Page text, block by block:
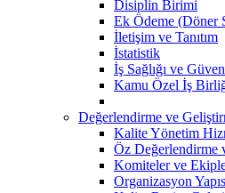
Disiplin Birimi
Ek Ödeme (Döner
İletişim ve Tanıtım
İstatistik
İş Sağlığı ve
Kamu Özel İş
Değerlendirme ve
Kalite Yönetim
Öz Değerlendirme
Komiteler ve
Organizasyon